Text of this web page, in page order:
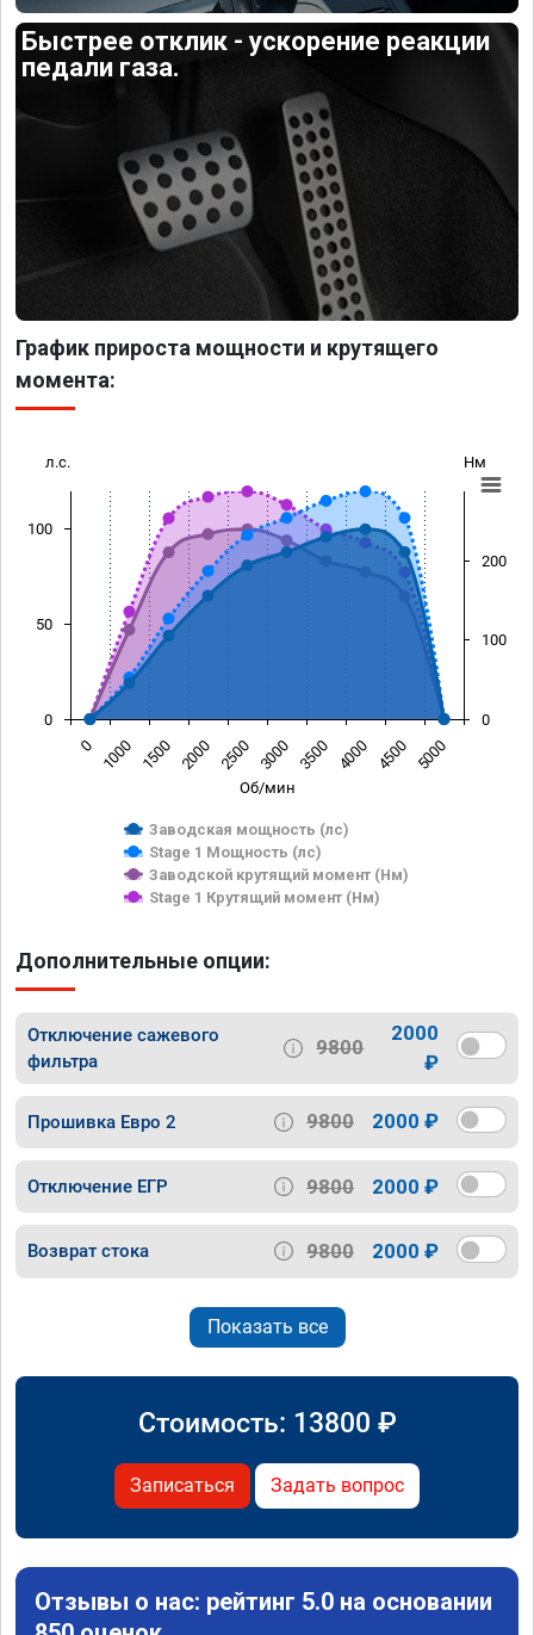
Быстрее отклик - ускорение реакции
педали газа.
График прироста мощности и крутящего
момента:
Об/мин
л.с. Нм
Заводская мощность (лс)
Stage 1 Мощность (лс)
Заводской крутящий момент (Нм)
Stage 1 Крутящий момент (Нм)
0 1000 1500 2000 2500 3000 3500 4000 4500 5000
0
50
100
0
100
200
Дополнительные опции:
Отключение сажевого
фильтра
9800
2000
₽
Прошивка Евро 2 9800 2000 ₽
Отключение ЕГР 9800 2000 ₽
Возврат стока 9800 2000 ₽
Показать все
Стоимость: 13800 ₽
Записаться Задать вопрос
Отзывы о нас: рейтинг 5.0 на основании